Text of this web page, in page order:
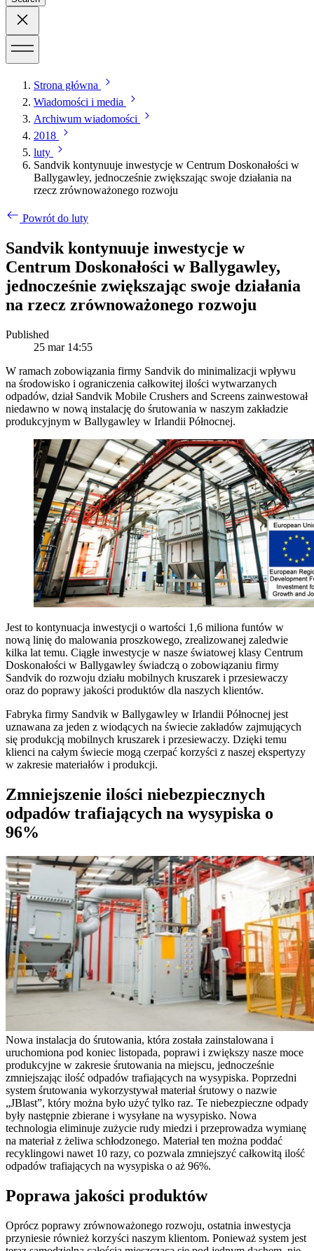
Strona główna
Wiadomości i media
Archiwum wiadomości
2018
luty
Sandvik kontynuuje inwestycje w Centrum Doskonałości w
Ballygawley, jednocześnie zwiększając swoje działania na
rzecz zrównoważonego rozwoju
Powrót do luty
Sandvik kontynuuje inwestycje w
Centrum Doskonałości w Ballygawley,
jednocześnie zwiększając swoje działania
na rzecz zrównoważonego rozwoju
Published
25 mar 14:55
W ramach zobowiązania firmy Sandvik do minimalizacji wpływu
na środowisko i ograniczenia całkowitej ilości wytwarzanych
odpadów, dział Sandvik Mobile Crushers and Screens zainwestował
niedawno w nową instalację do śrutowania w naszym zakładzie
produkcyjnym w Ballygawley w Irlandii Północnej.
Jest to kontynuacja inwestycji o wartości 1,6 miliona funtów w
nową linię do malowania proszkowego, zrealizowanej zaledwie
kilka lat temu. Ciągłe inwestycje w nasze światowej klasy Centrum
Doskonałości w Ballygawley świadczą o zobowiązaniu firmy
Sandvik do rozwoju działu mobilnych kruszarek i przesiewaczy
oraz do poprawy jakości produktów dla naszych klientów.
Fabryka firmy Sandvik w Ballygawley w Irlandii Północnej jest
uznawana za jeden z wiodących na świecie zakładów zajmujących
się produkcją mobilnych kruszarek i przesiewaczy. Dzięki temu
klienci na całym świecie mogą czerpać korzyści z naszej ekspertyzy
w zakresie materiałów i produkcji.
Zmniejszenie ilości niebezpiecznych
odpadów trafiających na wysypiska o
96%
Nowa instalacja do śrutowania, która została zainstalowana i
uruchomiona pod koniec listopada, poprawi i zwiększy nasze moce
produkcyjne w zakresie śrutowania na miejscu, jednocześnie
zmniejszając ilość odpadów trafiających na wysypiska. Poprzedni
system śrutowania wykorzystywał materiał śrutowy o nazwie
„JBlast”, który można było użyć tylko raz. Te niebezpieczne odpady
były następnie zbierane i wysyłane na wysypisko. Nowa
technologia eliminuje zużycie rudy miedzi i przeprowadza wymianę
na materiał z żeliwa schłodzonego. Materiał ten można poddać
recyklingowi nawet 10 razy, co pozwala zmniejszyć całkowitą ilość
odpadów trafiających na wysypiska o aż 96%.
Poprawa jakości produktów
Oprócz poprawy zrównoważonego rozwoju, ostatnia inwestycja
przyniesie również korzyści naszym klientom. Ponieważ system jest